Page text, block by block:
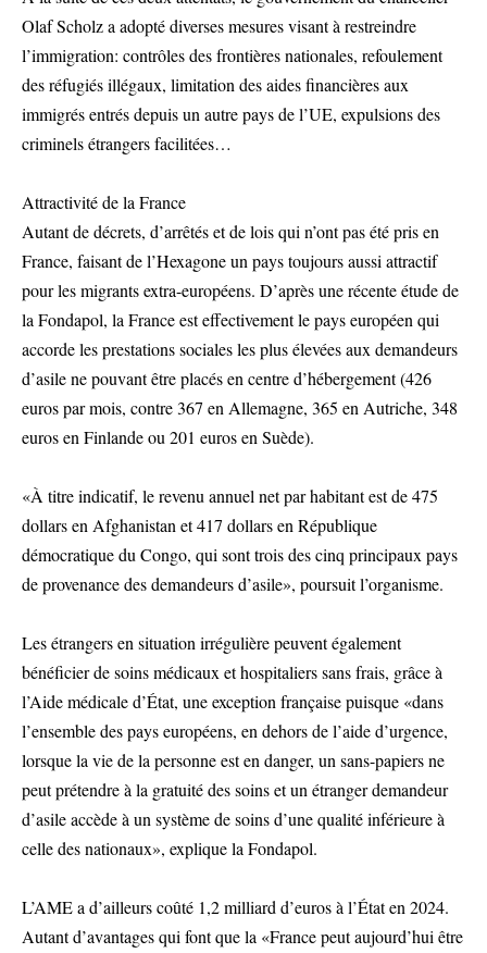
Olaf Scholz a adopté diverses mesures visant à restreindre
l’immigration: contrôles des frontières nationales, refoulement
des réfugiés illégaux, limitation des aides financières aux
immigrés entrés depuis un autre pays de l’UE, expulsions des
criminels étrangers facilitées…
Attractivité de la France
Autant de décrets, d’arrêtés et de lois qui n’ont pas été pris en
France, faisant de l’Hexagone un pays toujours aussi attractif
pour les migrants extra-européens. D’après une récente étude de
la Fondapol, la France est effectivement le pays européen qui
accorde les prestations sociales les plus élevées aux demandeurs
d’asile ne pouvant être placés en centre d’hébergement (426
euros par mois, contre 367 en Allemagne, 365 en Autriche, 348
euros en Finlande ou 201 euros en Suède).
«À titre indicatif, le revenu annuel net par habitant est de 475
dollars en Afghanistan et 417 dollars en République
démocratique du Congo, qui sont trois des cinq principaux pays
de provenance des demandeurs d’asile», poursuit l’organisme.
Les étrangers en situation irrégulière peuvent également
bénéficier de soins médicaux et hospitaliers sans frais, grâce à
l’Aide médicale d’État, une exception française puisque «dans
l’ensemble des pays européens, en dehors de l’aide d’urgence,
lorsque la vie de la personne est en danger, un sans-papiers ne
peut prétendre à la gratuité des soins et un étranger demandeur
d’asile accède à un système de soins d’une qualité inférieure à
celle des nationaux», explique la Fondapol.
L’AME a d’ailleurs coûté 1,2 milliard d’euros à l’État en 2024.
Autant d’avantages qui font que la «France peut aujourd’hui être